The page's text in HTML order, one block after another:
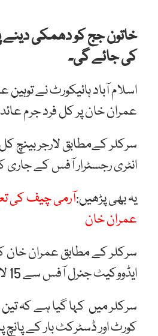
خاتون جج کو دھمکی دینے
کی جائے گی۔
اسلام آباد ہائیکورٹ نے
عمران خان پر کل فرد جرم
انٹری رجسٹرار آفس کے
یہ بھی پڑھیں:آرمی چیف کی
عمران خان
ایڈووکیٹ جنرل آفس سے 15 لا افسران کو داخلے کی اجازت ہو گی۔
سرکلر میں کہا گیا ہے کہ تین
کورٹ اور ڈسٹرکٹ بار کے